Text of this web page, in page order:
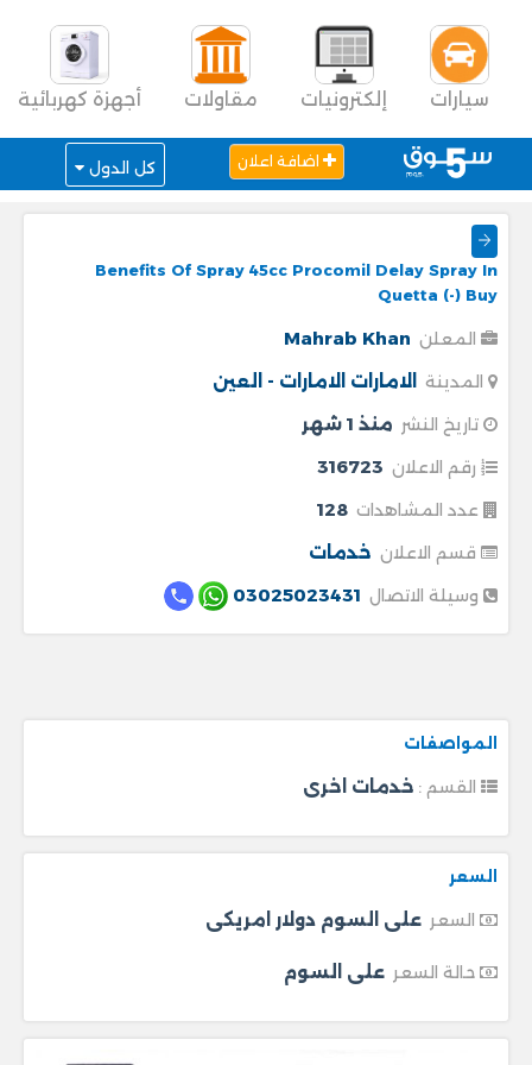
سيارات إلكترونيات مقاولات أجهزة كهربائية
اضافة اعلان كل الدول
Benefits Of Spray 45cc Procomil Delay Spray In
Quetta (-) Buy
المعلن Mahrab Khan
المدينة الامارات الامارات - العين
تاريخ النشر منذ 1 شهر
رقم الاعلان 316723
عدد المشاهدات 128
قسم الاعلان خدمات
وسيلة الاتصال 03025023431
المواصفات
خدمات اخرى
السعر
السعر على السوم دولار امريكى
حالة السعر على السوم